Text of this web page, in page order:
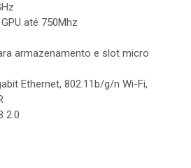
até 750Mhz
armazenamento e slot micro
Ethernet, 802.11b/g/n Wi-Fi,
2.0